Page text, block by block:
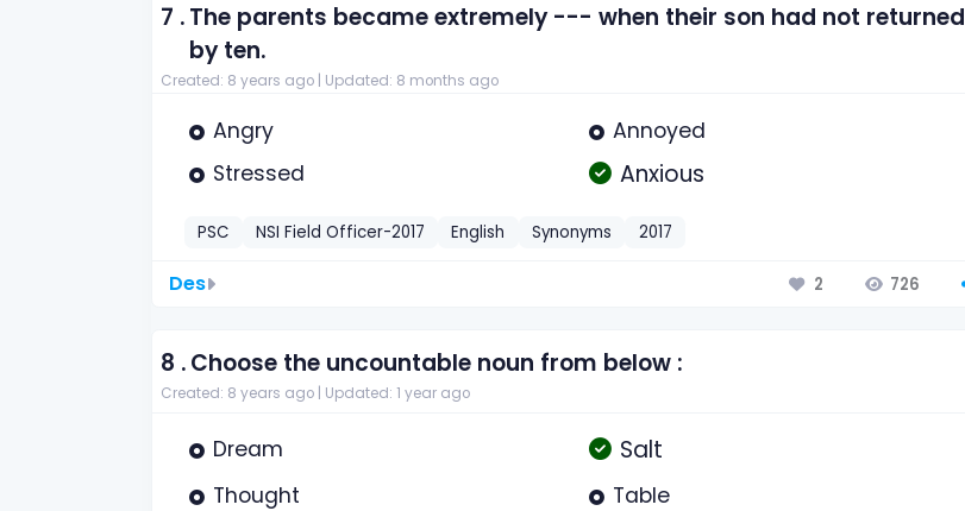
7 .The parents became extremely --- when their son had not returned
by ten.
Created: 8 years ago | Updated: 8 months ago
Angry
Annoyed
Stressed
Anxious
PSC NSI Field Officer-2017 English Synonyms 2017
Des 2 726
8 .Choose the uncountable noun from below :
Created: 8 years ago | Updated: 1 year ago
Dream Salt
Thought Table